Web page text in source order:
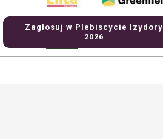
Zagłosuj w Plebiscycie Izydory
2026